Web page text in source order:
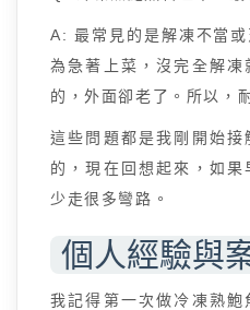
A: 最常見的是解凍不當
為急著上菜，沒完全解
的，外面卻老了。所以，
這些問題都是我剛開始接
的，現在回想起來，如
少走很多彎路。
個人經驗與
我記得第一次做冷凍熟鮑